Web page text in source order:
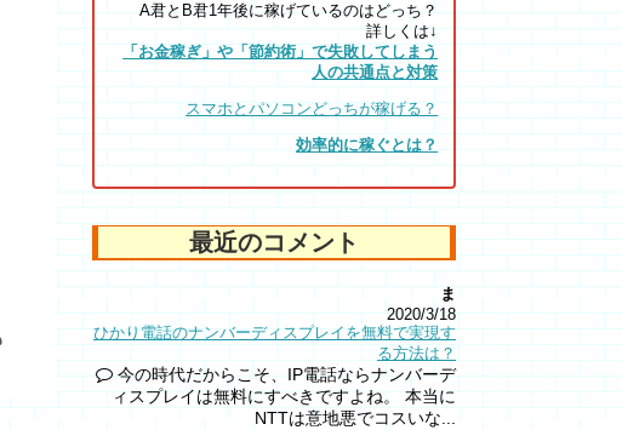
A君とB君1年後に稼げているのはどっち？
詳しくは↓
「お金稼ぎ」や「節約術」で失敗してしまう
人の共通点と対策
スマホとパソコンどっちが稼げる？
効率的に稼ぐとは？
最近のコメント
ま
2020/3/18
ひかり電話のナンバーディスプレイを無料で実現す
る方法は？
今の時代だからこそ、IP電話ならナンバーデ
ィスプレイは無料にすべきですよね。 本当に
NTTは意地悪でコスいな...